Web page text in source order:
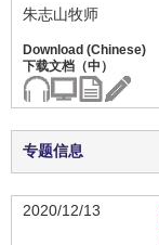
朱志山牧师
专题信息
2020/12/13